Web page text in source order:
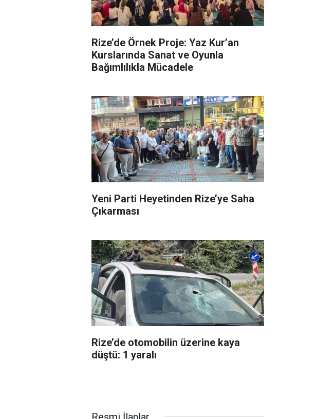
Rize’de Örnek Proje: Yaz Kur’an
Kurslarında Sanat ve Oyunla
Bağımlılıkla Mücadele
Yeni Parti Heyetinden Rize’ye Saha
Çıkarması
Rize’de otomobilin üzerine kaya
düştü: 1 yaralı